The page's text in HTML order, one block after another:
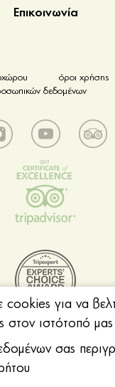
Επικοινωνία
όροι χρήσης
δεδομένων
Museum. All rights
design by Generation
cookies για να
στον ιστότοπό μας
σας